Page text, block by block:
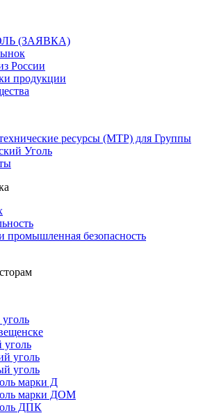
(ЗАЯВКА)
России
продукции
ресурсы (МТР) для Группы
Уголь
промышленная безопасность
уголь
уголь
уголь
марки Д
марки ДОМ
ДПК